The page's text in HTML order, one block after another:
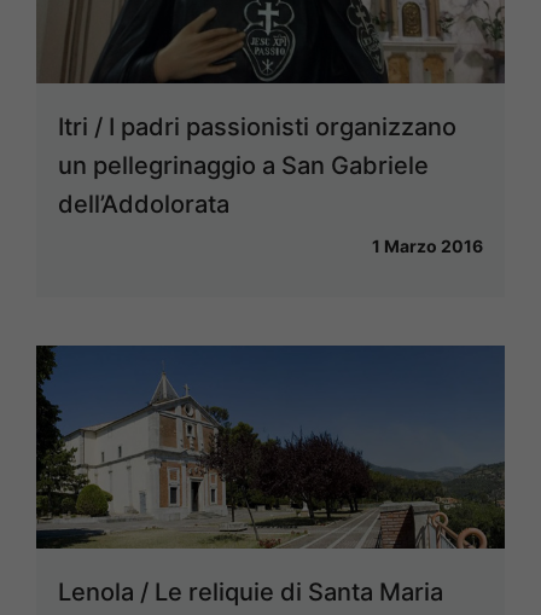
Itri / I padri passionisti organizzano
un pellegrinaggio a San Gabriele
dell’Addolorata
1 Marzo 2016
Lenola / Le reliquie di Santa Maria